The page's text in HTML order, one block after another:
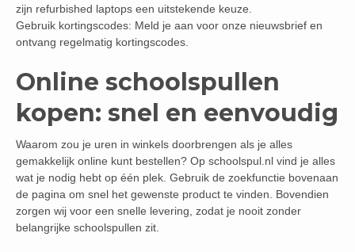
zijn refurbished laptops een uitstekende keuze.
Gebruik kortingscodes: Meld je aan voor onze nieuwsbrief en
ontvang regelmatig kortingscodes.
Online schoolspullen
kopen: snel en eenvoudig
Waarom zou je uren in winkels doorbrengen als je alles
gemakkelijk online kunt bestellen? Op schoolspul.nl vind je alles
wat je nodig hebt op één plek. Gebruik de zoekfunctie bovenaan
de pagina om snel het gewenste product te vinden. Bovendien
zorgen wij voor een snelle levering, zodat je nooit zonder
belangrijke schoolspullen zit.